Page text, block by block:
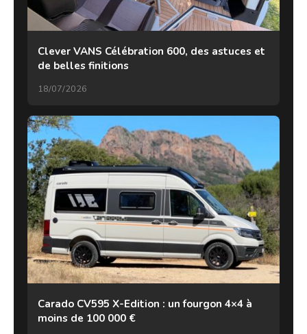
Clever VANS Célébration 600, des astuces et
de belles finitions
18/07/2026
Carado CV595 X-Edition : un fourgon 4×4 à
moins de 100 000 €